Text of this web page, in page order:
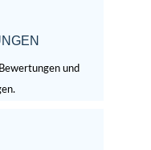
und